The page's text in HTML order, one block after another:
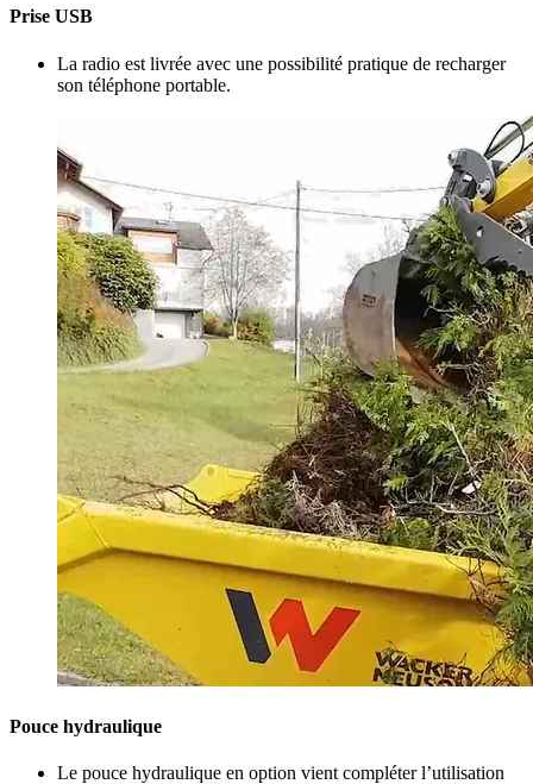
Prise USB
La radio est livrée avec une possibilité pratique de recharger
son téléphone portable.
Pouce hydraulique
Le pouce hydraulique en option vient compléter l’utilisation